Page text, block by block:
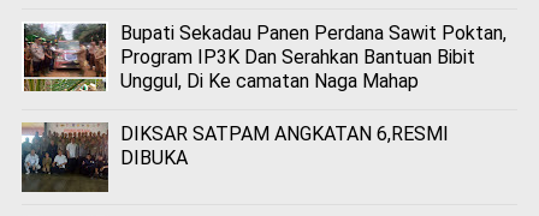
Bupati Sekadau Panen Perdana Sawit Poktan,
Program IP3K Dan Serahkan Bantuan Bibit
Unggul, Di Ke camatan Naga Mahap
DIKSAR SATPAM ANGKATAN 6,RESMI
DIBUKA